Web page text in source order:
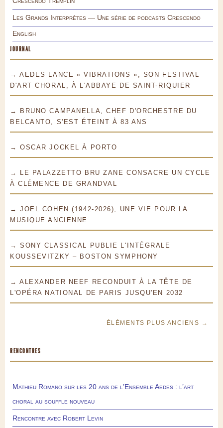
Les Grands Interprètes — Une série de podcasts Crescendo
English
JOURNAL
→ AEDES LANCE « VIBRATIONS », SON FESTIVAL
D'ART CHORAL, À L'ABBAYE DE SAINT-RIQUIER
→ BRUNO CAMPANELLA, CHEF D'ORCHESTRE DU
BELCANTO, S'EST ÉTEINT À 83 ANS
→ OSCAR JOCKEL À PORTO
→ LE PALAZZETTO BRU ZANE CONSACRE UN CYCLE
À CLÉMENCE DE GRANDVAL
→ JOEL COHEN (1942-2026), UNE VIE POUR LA
MUSIQUE ANCIENNE
→ SONY CLASSICAL PUBLIE L'INTÉGRALE
KOUSSEVITZKY – BOSTON SYMPHONY
→ ALEXANDER NEEF RECONDUIT À LA TÊTE DE
L'OPÉRA NATIONAL DE PARIS JUSQU'EN 2032
ÉLÉMENTS PLUS ANCIENS →
RENCONTRES
Mathieu Romano sur les 20 ans de l’Ensemble Aedes : l’art
choral au souffle nouveau
Rencontre avec Robert Levin